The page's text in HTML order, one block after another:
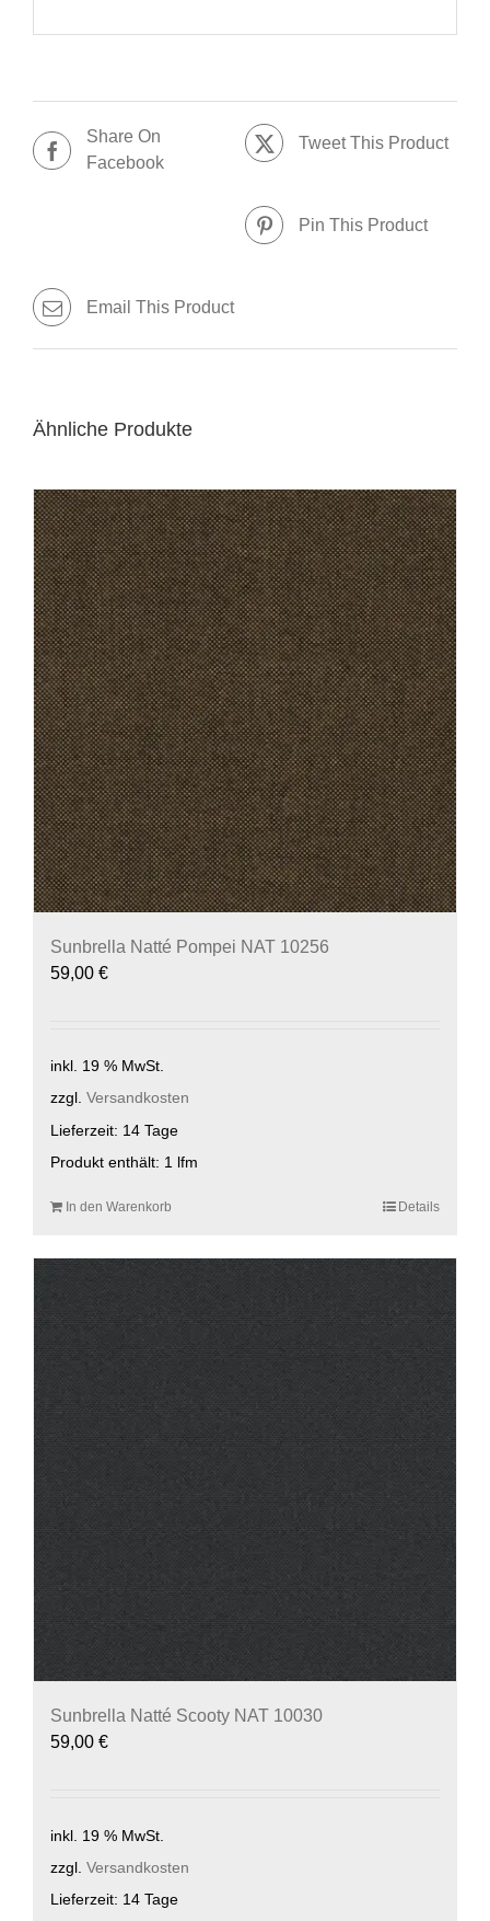
Share On
Facebook
Tweet This Product
Pin This Product
Email This Product
Ähnliche Produkte
Sunbrella Natté Pompei NAT 10256
59,00 €
inkl. 19 % MwSt.
zzgl. Versandkosten
Lieferzeit: 14 Tage
Produkt enthält: 1 lfm
In den Warenkorb Details
Sunbrella Natté Scooty NAT 10030
59,00 €
inkl. 19 % MwSt.
zzgl. Versandkosten
Lieferzeit: 14 Tage